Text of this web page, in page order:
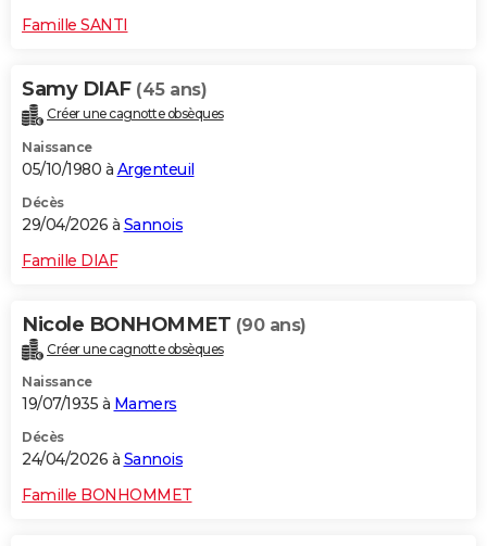
Famille SANTI
Samy DIAF (45 ans)
Créer une cagnotte obsèques
Naissance
05/10/1980 à Argenteuil
Décès
29/04/2026 à Sannois
Famille DIAF
Nicole BONHOMMET (90 ans)
Créer une cagnotte obsèques
Naissance
19/07/1935 à Mamers
Décès
24/04/2026 à Sannois
Famille BONHOMMET